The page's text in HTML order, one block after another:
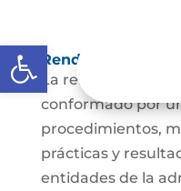
Abrir barra de
Rendición de
La rendición de
conformado por
procedimientos,
prácticas y
entidades de la